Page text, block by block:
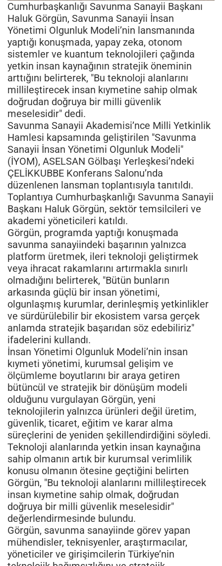
Cumhurbaşkanlığı Savunma Sanayii Başkanı
Haluk Görgün, Savunma Sanayii İnsan
Yönetimi Olgunluk Modeli’nin lansmanında
yaptığı konuşmada, yapay zeka, otonom
sistemler ve kuantum teknolojileri çağında
yetkin insan kaynağının stratejik öneminin
arttığını belirterek, "Bu teknoloji alanlarını
millileştirecek insan kıymetine sahip olmak
doğrudan doğruya bir milli güvenlik
meselesidir" dedi.
Savunma Sanayii Akademisi’nce Milli Yetkinlik
Hamlesi kapsamında geliştirilen "Savunma
Sanayii İnsan Yönetimi Olgunluk Modeli"
(İYOM), ASELSAN Gölbaşı Yerleşkesi’ndeki
ÇELİKKUBBE Konferans Salonu’nda
düzenlenen lansman toplantısıyla tanıtıldı.
Toplantıya Cumhurbaşkanlığı Savunma Sanayii
Başkanı Haluk Görgün, sektör temsilcileri ve
akademi yöneticileri katıldı.
Görgün, programda yaptığı konuşmada
savunma sanayiindeki başarının yalnızca
platform üretmek, ileri teknoloji geliştirmek
veya ihracat rakamlarını artırmakla sınırlı
olmadığını belirterek, "Bütün bunların
arkasında güçlü bir insan yönetimi,
olgunlaşmış kurumlar, derinleşmiş yetkinlikler
ve sürdürülebilir bir ekosistem varsa gerçek
anlamda stratejik başarıdan söz edebiliriz"
ifadelerini kullandı.
İnsan Yönetimi Olgunluk Modeli’nin insan
kıymeti yönetimi, kurumsal gelişim ve
ölçümleme boyutlarını bir araya getiren
bütüncül ve stratejik bir dönüşüm modeli
olduğunu vurgulayan Görgün, yeni
teknolojilerin yalnızca ürünleri değil üretim,
güvenlik, ticaret, eğitim ve karar alma
süreçlerini de yeniden şekillendirdiğini söyledi.
Teknoloji alanlarında yetkin insan kaynağına
sahip olmanın artık bir kurumsal verimlilik
konusu olmanın ötesine geçtiğini belirten
Görgün, "Bu teknoloji alanlarını millileştirecek
insan kıymetine sahip olmak, doğrudan
doğruya bir milli güvenlik meselesidir"
değerlendirmesinde bulundu.
Görgün, savunma sanayiinde görev yapan
mühendisler, teknisyenler, araştırmacılar,
yöneticiler ve girişimcilerin Türkiye’nin